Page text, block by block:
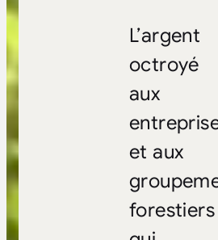
L’argent
octroyé
aux
et aux
forestiers